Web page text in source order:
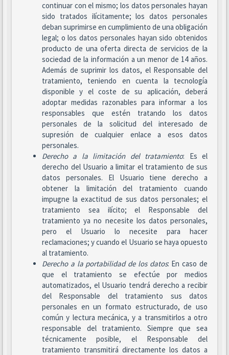
continuar con el mismo; los datos personales hayan
sido tratados ilícitamente; los datos personales
deban suprimirse en cumplimiento de una obligación
legal; o los datos personales hayan sido obtenidos
producto de una oferta directa de servicios de la
sociedad de la información a un menor de 14 años.
Además de suprimir los datos, el Responsable del
tratamiento, teniendo en cuenta la tecnología
disponible y el coste de su aplicación, deberá
adoptar medidas razonables para informar a los
responsables que estén tratando los datos
personales de la solicitud del interesado de
supresión de cualquier enlace a esos datos
personales.
Derecho a la limitación del tratamiento: Es el
derecho del Usuario a limitar el tratamiento de sus
datos personales. El Usuario tiene derecho a
obtener la limitación del tratamiento cuando
impugne la exactitud de sus datos personales; el
tratamiento sea ilícito; el Responsable del
tratamiento ya no necesite los datos personales,
pero el Usuario lo necesite para hacer
reclamaciones; y cuando el Usuario se haya opuesto
al tratamiento.
Derecho a la portabilidad de los datos: En caso de
que el tratamiento se efectúe por medios
automatizados, el Usuario tendrá derecho a recibir
del Responsable del tratamiento sus datos
personales en un formato estructurado, de uso
común y lectura mecánica, y a transmitirlos a otro
responsable del tratamiento. Siempre que sea
técnicamente posible, el Responsable del
tratamiento transmitirá directamente los datos a